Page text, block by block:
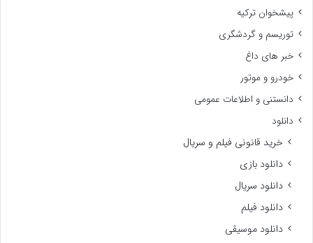
پیشخوان ترکیه
توریسم و گردشگری
خبر های داغ
خودرو و موتور
دانستنی و اطلاعات عمومی
دانلود
خرید قانونی فیلم و سریال
دانلود بازی
دانلود سریال
دانلود فیلم
دانلود موسیقی